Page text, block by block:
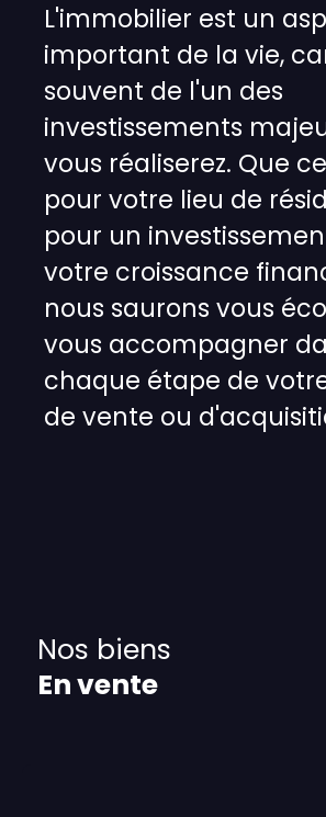
L'immobilier est un
important de la vie,
souvent de l'un des
investissements
vous réaliserez. Que
pour votre lieu de
pour un
votre croissance
nous saurons vous
vous accompagner
chaque étape de
de vente ou
Nos biens
En vente